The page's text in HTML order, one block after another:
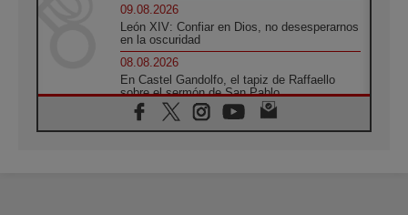
09.08.2026
León XIV: Confiar en Dios, no desesperarnos
en la oscuridad
08.08.2026
En Castel Gandolfo, el tapiz de Raffaello
sobre el sermón de San Pablo
08.08.2026
En Colombia, «la paz no se compra con una